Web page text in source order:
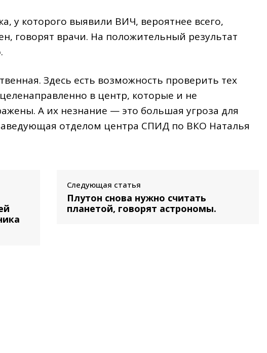
у которого выявили ВИЧ, вероятнее всего,
говорят врачи. На положительный результат
Здесь есть возможность проверить тех
в центр, которые и не
А их незнание — это большая угроза для
отделом центра СПИД по ВКО Наталья
Следующая статья
Плутон снова нужно считать
планетой, говорят астрономы.